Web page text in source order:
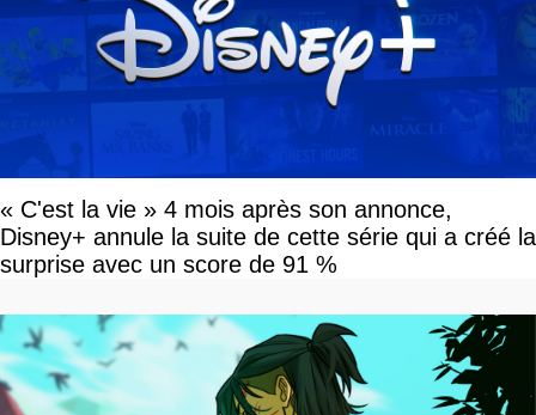
« C'est la vie » 4 mois après son annonce,
Disney+ annule la suite de cette série qui a créé la
surprise avec un score de 91 %